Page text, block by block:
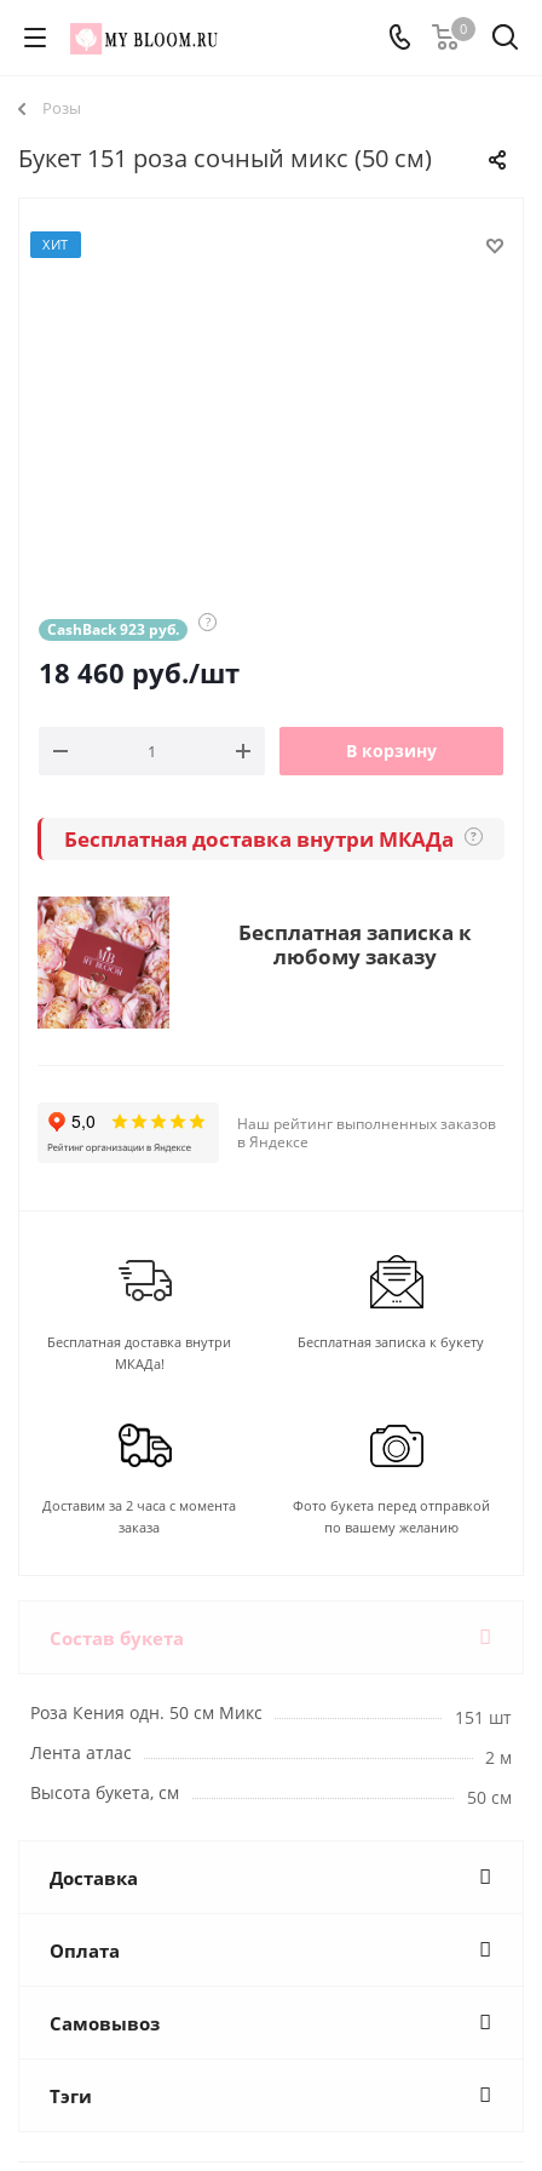
0
Розы
Букет 151 роза сочный микс (50 см)
ХИТ
CashBack 923 руб. ?
18 460 руб./шт
В корзину
Бесплатная доставка внутри МКАДа ?
Бесплатная записка к
любому заказу
Наш рейтинг выполненных заказов
в Яндексе
Бесплатная доставка внутри
МКАДа!
Бесплатная записка к букету
Доставим за 2 часа с момента
заказа
Фото букета перед отправкой
по вашему желанию
Состав букета
Роза Кения одн. 50 см Микс
151 шт
Лента атлас
2 м
Высота букета, см
50 см
Доставка
Оплата
Самовывоз
Тэги